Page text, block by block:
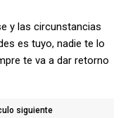
y las circunstancias
es tuyo, nadie te lo
te va a dar retorno
siguiente